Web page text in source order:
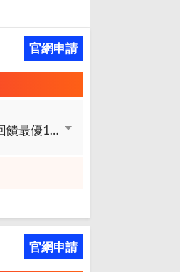
官網申請
玉山e point回饋最優3.5%，每月上限玉山e point回饋5000點 + 玉山e point回饋最優1%，無上限
官網申請